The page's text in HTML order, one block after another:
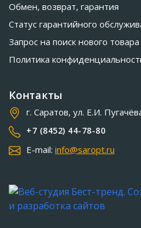
Обмен, возврат, гарантия
Статус гарантийного
Запрос на поиск нового товара
Политика
Контакты
г. Саратов, ул. Е.И.
+7 (8452) 44-78-80
E-mail: info@saropt.ru